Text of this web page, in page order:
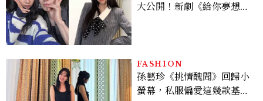
大公開！新劇《給你夢想》
FASHION
孫藝珍《挑情醜聞》回歸小
螢幕，私服偏愛這幾款基礎